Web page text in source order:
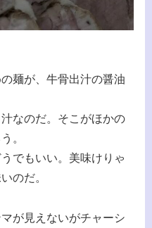
麺が、牛骨出汁の醤油
なのだ。そこがほかの
。
でもいい。美味けりゃ
のだ。
が見えないがチャーシ